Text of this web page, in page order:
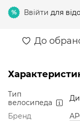
% Ввійти для
До
Тип
велосипеда
Бренд